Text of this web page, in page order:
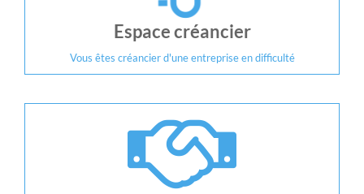
Espace créancier
Vous êtes créancier d'une entreprise en difficulté